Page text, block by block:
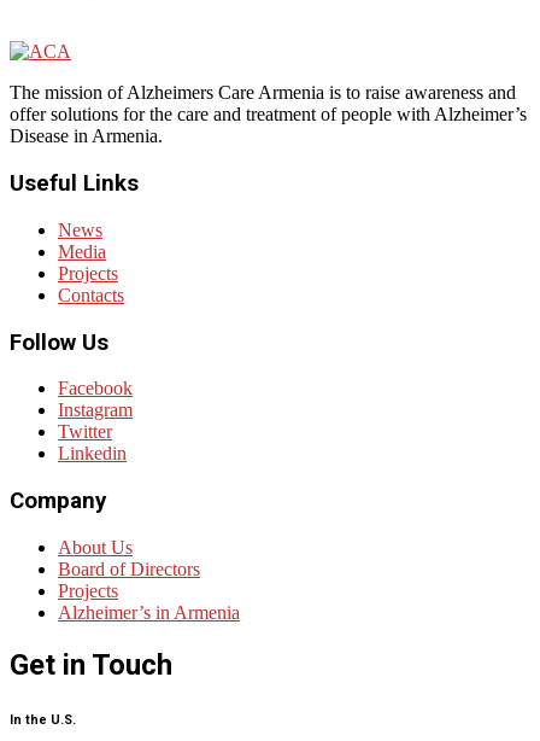
The mission of Alzheimers Care Armenia is to raise awareness and
offer solutions for the care and treatment of people with Alzheimer’s
Disease in Armenia.
Useful Links
News
Media
Projects
Contacts
Follow Us
Facebook
Instagram
Twitter
Linkedin
Company
About Us
Board of Directors
Projects
Alzheimer’s in Armenia
Get in Touch
In the U.S.